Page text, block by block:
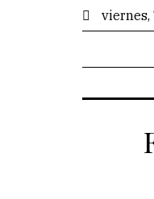
viernes,